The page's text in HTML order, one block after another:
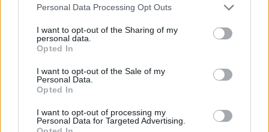
Personal Data Processing Opt Outs
I want to opt-out of the Sharing of my
personal data.
Opted In
I want to opt-out of the Sale of my
Personal Data.
Opted In
I want to opt-out of processing my
Personal Data for Targeted Advertising.